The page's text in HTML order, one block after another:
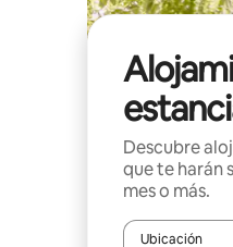
Descubre
que te harán
mes o más.
Ubicación